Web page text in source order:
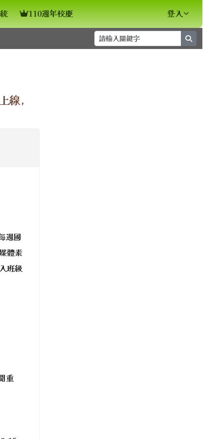
110週年校慶 登入
\_blank
，
週國
體素
班級
重